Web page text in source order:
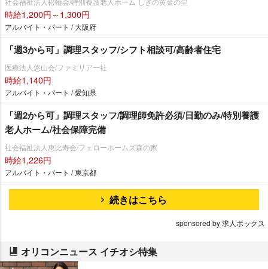
時給1,200円～1,300円
アルバイト・パート / 大阪府
「週3から可」調理スタッフ/シフト相談可/高齢者住宅
医療法人悠山会/ファミリア一社
時給1,140円
アルバイト・パート / 愛知県
「週2から可」調理スタッフ/調理師免許必須/日勤のみ/特別養護
老人ホーム/社会保障完備
社会福祉法人恵比寿会/フェローホームズ森の家
時給1,226円
アルバイト・パート / 東京都
続きはこちら
sponsored by 求人ボックス
オリコンニュース イチオシ特集